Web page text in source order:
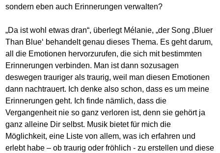
sondern eben auch Erinnerungen verwalten?
„Da ist wohl etwas dran“, überlegt Mélanie, „der Song ‚Bluer
Than Blue‘ behandelt genau dieses Thema. Es geht darum,
all die Emotionen hervorzurufen, die sich mit bestimmten
Erinnerungen verbinden. Man ist dann sozusagen
deswegen trauriger als traurig, weil man diesen Emotionen
dann nachtrauert. Ich denke also schon, dass es um meine
Erinnerungen geht. Ich finde nämlich, dass die
Vergangenheit nie so ganz verloren ist, denn sie gehört ja
ganz alleine Dir selbst. Musik bietet für mich die
Möglichkeit, eine Liste von allem, was ich erfahren und
erlebt habe – ob traurig oder fröhlich - zu erstellen und diese